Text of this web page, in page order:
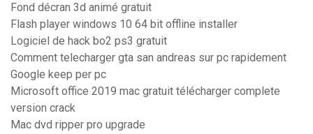
Fond décran 3d animé gratuit
Flash player windows 10 64 bit offline installer
Logiciel de hack bo2 ps3 gratuit
Comment telecharger gta san andreas sur pc rapidement
Google keep per pc
Microsoft office 2019 mac gratuit télécharger complete
version crack
Mac dvd ripper pro upgrade